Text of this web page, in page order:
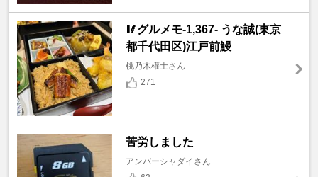
🥢グルメモ-1,367- うな誠(東京
都千代田区)江戸前鰻
桃乃木權士さん
271
苦労しました
アンバーシャダイさん